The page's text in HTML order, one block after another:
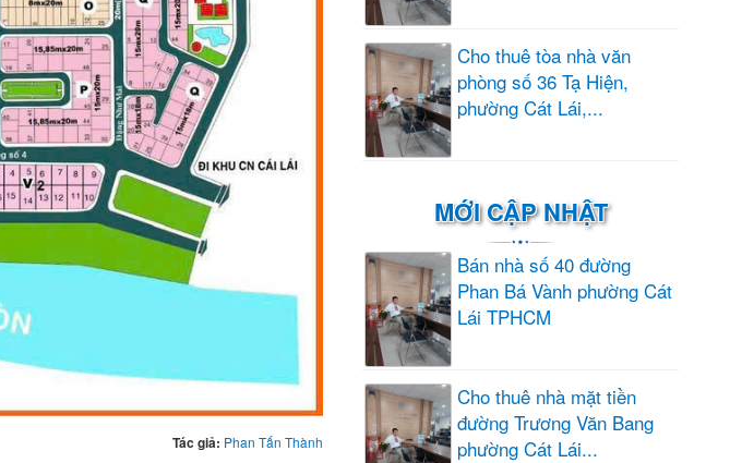
Tác giả: Phan Tấn Thành
Cho thuê tòa nhà văn
phòng số 36 Tạ Hiện,
phường Cát Lái,...
MỚI CẬP NHẬT
Bán nhà số 40 đường
Phan Bá Vành phường Cát
Lái TPHCM
Cho thuê nhà mặt tiền
đường Trương Văn Bang
phường Cát Lái...